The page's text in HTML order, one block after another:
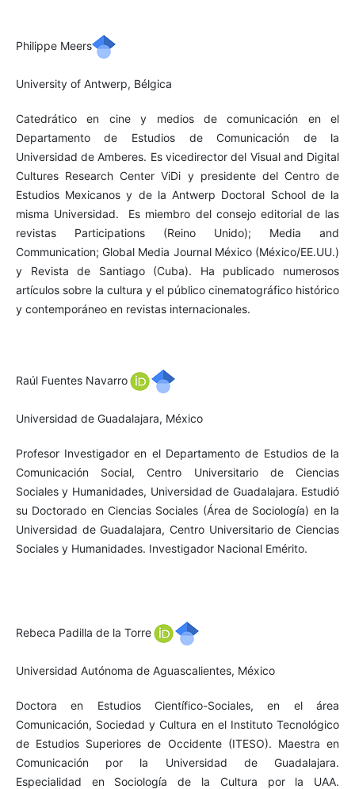
Philippe Meers
University of Antwerp, Bélgica
Catedrático en cine y medios de comunicación en el
Departamento de Estudios de Comunicación de la
Universidad de Amberes. Es vicedirector del Visual and Digital
Cultures Research Center ViDi y presidente del Centro de
Estudios Mexicanos y de la Antwerp Doctoral School de la
misma Universidad. Es miembro del consejo editorial de las
revistas Participations (Reino Unido); Media and
Communication; Global Media Journal México (México/EE.UU.)
y Revista de Santiago (Cuba). Ha publicado numerosos
artículos sobre la cultura y el público cinematográfico histórico
y contemporáneo en revistas internacionales.
Raúl Fuentes Navarro
Universidad de Guadalajara, México
Profesor Investigador en el Departamento de Estudios de la
Comunicación Social, Centro Universitario de Ciencias
Sociales y Humanidades, Universidad de Guadalajara. Estudió
su Doctorado en Ciencias Sociales (Área de Sociología) en la
Universidad de Guadalajara, Centro Universitario de Ciencias
Sociales y Humanidades. Investigador Nacional Emérito.
Rebeca Padilla de la Torre
Universidad Autónoma de Aguascalientes, México
Doctora en Estudios Científico-Sociales, en el área
Comunicación, Sociedad y Cultura en el Instituto Tecnológico
de Estudios Superiores de Occidente (ITESO). Maestra en
Comunicación por la Universidad de Guadalajara.
Especialidad en Sociología de la Cultura por la UAA.